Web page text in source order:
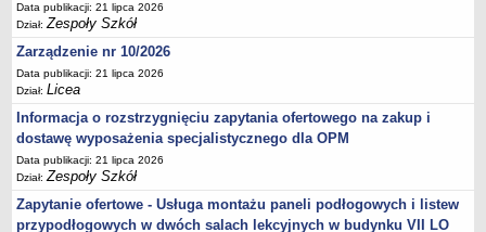
Data publikacji: 21 lipca 2026
Dział:Zespoły Szkół
Zarządzenie nr 10/2026
Data publikacji: 21 lipca 2026
Dział:Licea
Informacja o rozstrzygnięciu zapytania ofertowego na zakup i
dostawę wyposażenia specjalistycznego dla OPM
Data publikacji: 21 lipca 2026
Dział:Zespoły Szkół
Zapytanie ofertowe - Usługa montażu paneli podłogowych i listew
przypodłogowych w dwóch salach lekcyjnych w budynku VII LO